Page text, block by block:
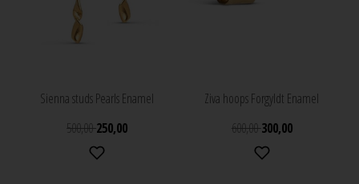
Sienna studs Pearls Enamel
500,00250,00
Ziva hoops Forgyldt Enamel
600,00300,00